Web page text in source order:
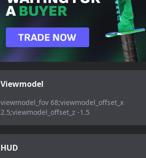
Viewmodel
viewmodel_fov 68;viewmodel_offset_x
2.5;viewmodel_offset_z -1.5
HUD